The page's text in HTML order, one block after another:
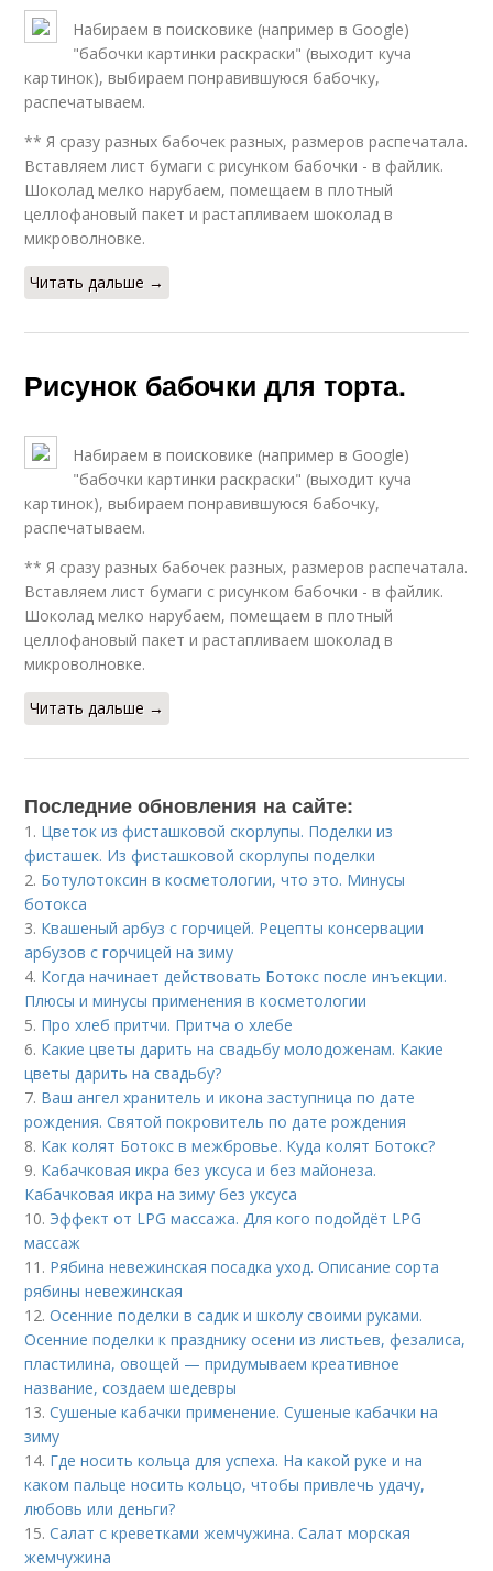
Набираем в поисковике (например в Google)
"бабочки картинки раскраски" (выходит куча
картинок), выбираем понравившуюся бабочку,
распечатываем.
** Я сразу разных бабочек разных, размеров распечатала.
Вставляем лист бумаги с рисунком бабочки - в файлик.
Шоколад мелко нарубаем, помещаем в плотный
целлофановый пакет и растапливаем шоколад в
микроволновке.
Читать дальше →
Рисунок бабочки для торта.
Набираем в поисковике (например в Google)
"бабочки картинки раскраски" (выходит куча
картинок), выбираем понравившуюся бабочку,
распечатываем.
** Я сразу разных бабочек разных, размеров распечатала.
Вставляем лист бумаги с рисунком бабочки - в файлик.
Шоколад мелко нарубаем, помещаем в плотный
целлофановый пакет и растапливаем шоколад в
микроволновке.
Читать дальше →
Последние обновления на сайте:
1. Цветок из фисташковой скорлупы. Поделки из
фисташек. Из фисташковой скорлупы поделки
2. Ботулотоксин в косметологии, что это. Минусы
ботокса
3. Квашеный арбуз с горчицей. Рецепты консервации
арбузов с горчицей на зиму
4. Когда начинает действовать Ботокс после инъекции.
Плюсы и минусы применения в косметологии
5. Про хлеб притчи. Притча о хлебе
6. Какие цветы дарить на свадьбу молодоженам. Какие
цветы дарить на свадьбу?
7. Ваш ангел хранитель и икона заступница по дате
рождения. Святой покровитель по дате рождения
8. Как колят Ботокс в межбровье. Куда колят Ботокс?
9. Кабачковая икра без уксуса и без майонеза.
Кабачковая икра на зиму без уксуса
10. Эффект от LPG массажа. Для кого подойдёт LPG
массаж
11. Рябина невежинская посадка уход. Описание сорта
рябины невежинская
12.Осенние поделки в садик и школу своими руками.
Осенние поделки к празднику осени из листьев, фезалиса,
пластилина, овощей — придумываем креативное
название, создаем шедевры
13.Сушеные кабачки применение. Сушеные кабачки на
зиму
14. Где носить кольца для успеха. На какой руке и на
каком пальце носить кольцо, чтобы привлечь удачу,
любовь или деньги?
15.Салат с креветками жемчужина. Салат морская
жемчужина